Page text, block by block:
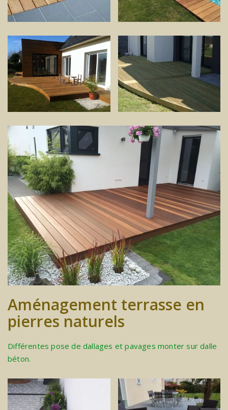
Aménagement terrasse en
pierres naturels
Différentes pose de dallages et pavages monter sur dalle
béton.